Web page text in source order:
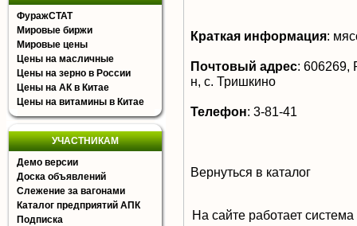
ФуражСТАТ
Мировые биржи
Мировые цены
Цены на масличные
Цены на зерно в России
Цены на АК в Китае
Цены на витамины в Китае
УЧАСТНИКАМ
Демо версии
Доска объявлений
Слежение за вагонами
Каталог предприятий АПК
Подписка
Краткая информация:
Почтовый адрес: 606269,
н, с. Тришкино
Телефон: 3-81-41
Вернуться в каталог
На сайте работает